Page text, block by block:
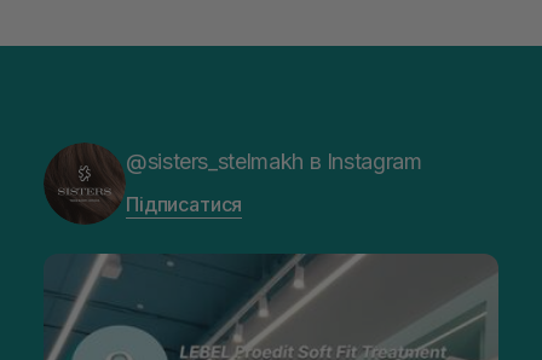
@sisters_stelmakh в Instagram
Підписатися